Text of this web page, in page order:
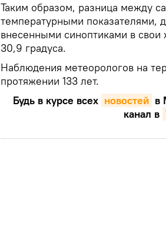
Таким образом, разница между
температурными показателями,
внесенными синоптиками в
30,9 градуса.
Наблюдения метеорологов на
протяжении 133 лет.
Будь в курсе всех новостей в
канал в